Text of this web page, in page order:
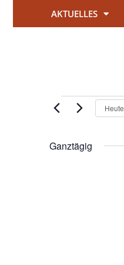
AKTUELLES
Heute
Ganztägig